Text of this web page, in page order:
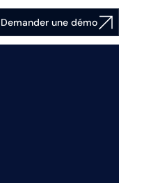
Demander une démo